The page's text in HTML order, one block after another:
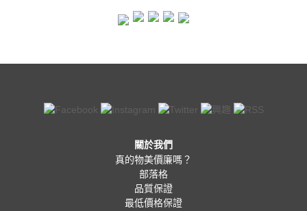
關於我們
真的物美價廉嗎？
部落格
品質保證
最低價格保證